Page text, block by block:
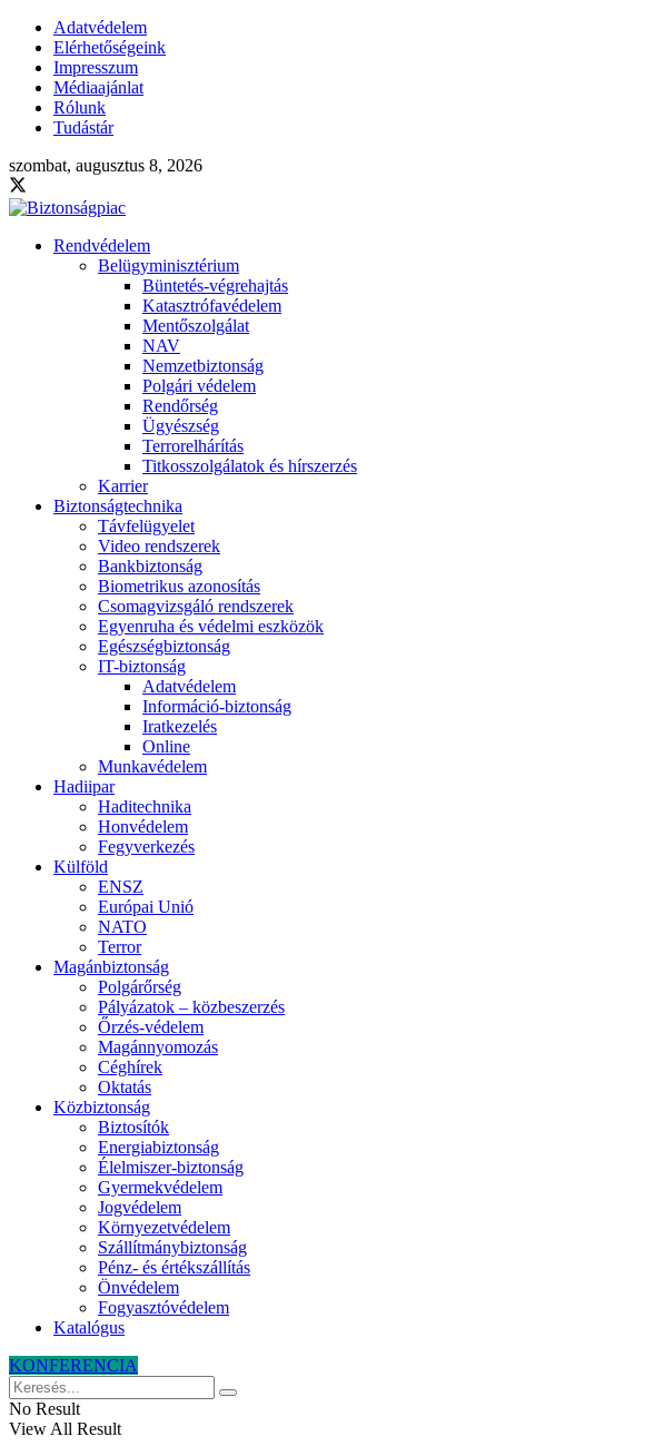
Adatvédelem
Elérhetőségeink
Impresszum
Médiaajánlat
Rólunk
Tudástár
szombat, augusztus 8, 2026
Rendvédelem
Belügyminisztérium
Büntetés-végrehajtás
Katasztrófavédelem
Mentőszolgálat
NAV
Nemzetbiztonság
Polgári védelem
Rendőrség
Ügyészség
Terrorelhárítás
Titkosszolgálatok és hírszerzés
Karrier
Biztonságtechnika
Távfelügyelet
Video rendszerek
Bankbiztonság
Biometrikus azonosítás
Csomagvizsgáló rendszerek
Egyenruha és védelmi eszközök
Egészségbiztonság
IT-biztonság
Adatvédelem
Információ-biztonság
Iratkezelés
Online
Munkavédelem
Hadiipar
Haditechnika
Honvédelem
Fegyverkezés
Külföld
ENSZ
Európai Unió
NATO
Terror
Magánbiztonság
Polgárőrség
Pályázatok – közbeszerzés
Őrzés-védelem
Magánnyomozás
Céghírek
Oktatás
Közbiztonság
Biztosítók
Energiabiztonság
Élelmiszer-biztonság
Gyermekvédelem
Jogvédelem
Környezetvédelem
Szállítmánybiztonság
Pénz- és értékszállítás
Önvédelem
Fogyasztóvédelem
Katalógus
KONFERENCIA
No Result
View All Result